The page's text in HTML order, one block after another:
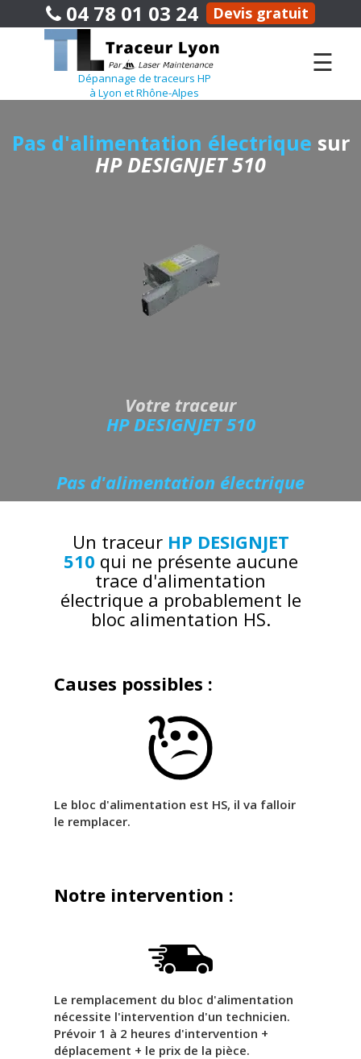
04 78 01 03 24 Devis gratuit
Dépannage de traceurs HP
à Lyon et Rhône-Alpes
☰
Pas d'alimentation électrique sur
HP DESIGNJET 510
Votre traceur
HP DESIGNJET 510
Pas d'alimentation électrique
Un traceur HP DESIGNJET
510 qui ne présente aucune
trace d'alimentation
électrique a probablement le
bloc alimentation HS.
Causes possibles :
Le bloc d'alimentation est HS, il va falloir
le remplacer.
Notre intervention :
Le remplacement du bloc d'alimentation
nécessite l'intervention d'un technicien.
Prévoir 1 à 2 heures d'intervention +
déplacement + le prix de la pièce.